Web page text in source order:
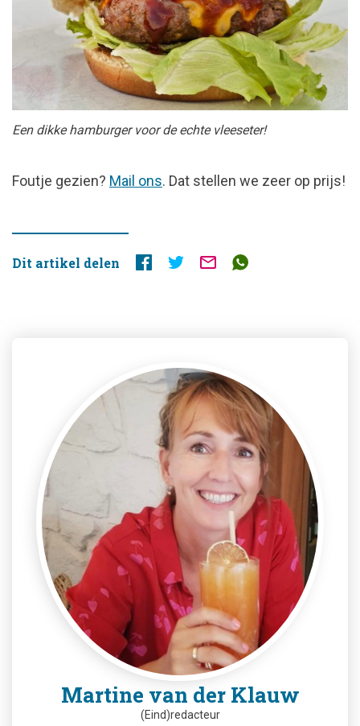
Een dikke hamburger voor de echte vleeseter!
FOUTJE
GEZIEN?
Foutje gezien? Mail ons. Dat stellen we zeer op prijs!
Dit artikel delen
Martine van der Klauw
(Eind)redacteur